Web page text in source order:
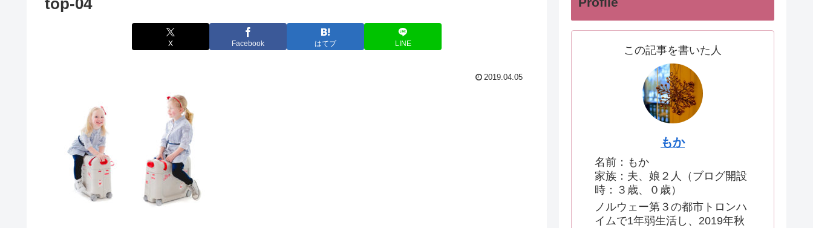
top-04
X Facebook はてブ LINE
2019.04.05
この記事を書いた人
もか
名前：もか
家族：夫、娘２人（ブログ開設
時：３歳、０歳）
ノルウェー第３の都市トロンハ
イムで1年弱生活し、2019年秋